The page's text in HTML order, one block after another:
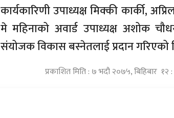
कार्यकारिणी उपाध्यक्ष मिक्की कार्की,
मे महिनाको अवार्ड उपाध्यक्ष अशोक
संयोजक विकास बस्नेतलाई प्रदान गरिएको
प्रकाशित मिति : ७ भदौ २०७५, बिहिबार